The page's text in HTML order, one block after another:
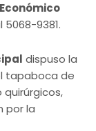
5068-9381.
dispuso la
tapaboca de
por la